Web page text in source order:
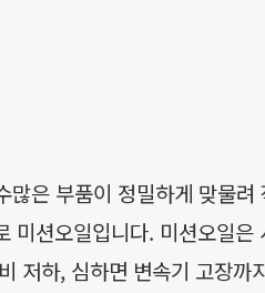
은 부품이 정밀하게 맞물
미션오일입니다. 미션오일
저하, 심하면 변속기 고장